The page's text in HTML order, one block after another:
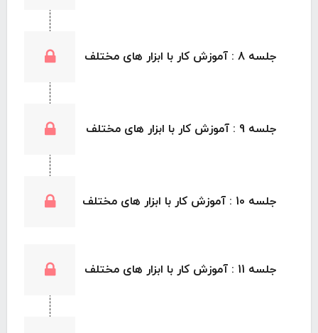
جلسه 8 : آموزش کار با ابزار های مختلف
جلسه 9 : آموزش کار با ابزار های مختلف
جلسه 10 : آموزش کار با ابزار های مختلف
جلسه 11 : آموزش کار با ابزار های مختلف